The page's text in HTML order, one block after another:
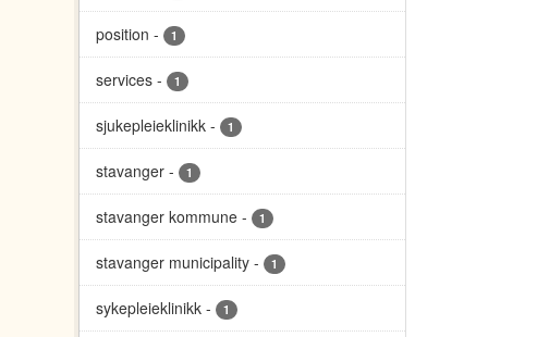
position - 1
services - 1
sjukepleieklinikk - 1
stavanger - 1
stavanger kommune - 1
stavanger municipality - 1
sykepleieklinikk - 1